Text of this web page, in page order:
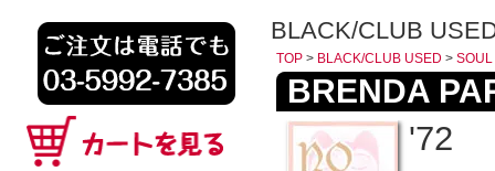
BLACK/CLUB
TOP > BLACK/CLUB USED > SOUL
BRENDA
'72